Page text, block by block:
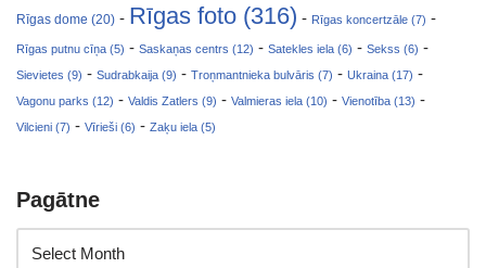
Rīgas dome (20) - Rīgas foto (316) - Rīgas koncertzāle (7) -
Rīgas putnu cīņa (5) - Saskaņas centrs (12) - Satekles iela (6) - Sekss (6) -
Sievietes (9) - Sudrabkaija (9) - Troņmantnieka bulvāris (7) - Ukraina (17) -
Vagonu parks (12) - Valdis Zatlers (9) - Valmieras iela (10) - Vienotība (13) -
Vilcieni (7) - Vīrieši (6) - Zaķu iela (5)
Pagātne